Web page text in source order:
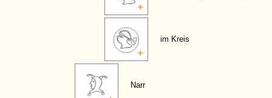
im Kreis
Narr